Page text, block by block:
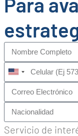
United
States
+1
Servicio de